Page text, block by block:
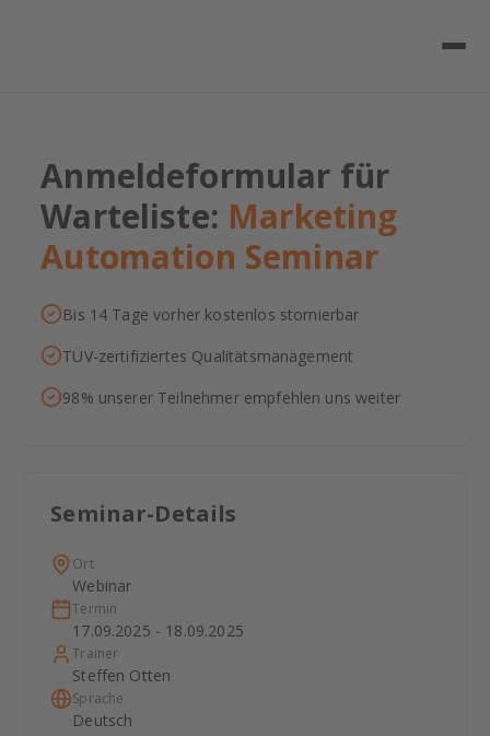
Anmeldeformular für
Warteliste: Marketing
Automation Seminar
Bis 14 Tage vorher kostenlos stornierbar
TÜV-zertifiziertes Qualitätsmanagement
98% unserer Teilnehmer empfehlen uns weiter
Seminar-Details
Ort
Webinar
Termin
17.09.2025 - 18.09.2025
Trainer
Steffen Otten
Sprache
Deutsch